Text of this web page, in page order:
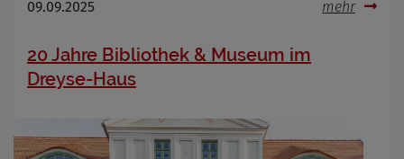
09.09.2025 mehr
20 Jahre Bibliothek & Museum im
Dreyse-Haus